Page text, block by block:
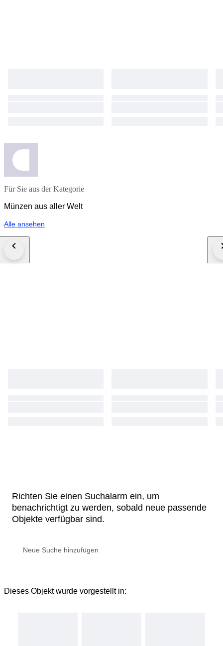
Für Sie aus der Kategorie
Münzen aus aller Welt
Alle ansehen
Richten Sie einen Suchalarm ein, um
benachrichtigt zu werden, sobald neue passende
Objekte verfügbar sind.
Dieses Objekt wurde vorgestellt in: